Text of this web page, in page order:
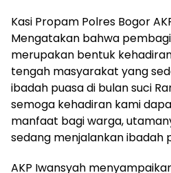
Kasi Propam Polres Bogor
Mengatakan bahwa
merupakan bentuk
tengah masyarakat yang
ibadah puasa di bulan suci
semoga kehadiran kami
manfaat bagi warga,
sedang menjalankan ibadah
AKP Iwansyah